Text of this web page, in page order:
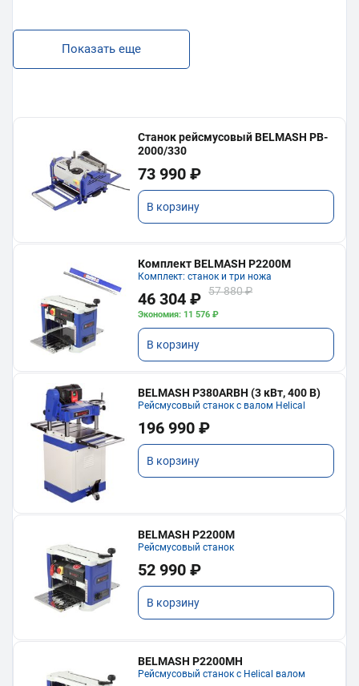
Показать еще
Станок рейсмусовый BELMASH PB-
2000/330
73 990 ₽
В корзину
Комплект BELMASH P2200M
Комплект: станок и три ножа
46 304 ₽ 57 880 ₽
Экономия: 11 576 ₽
В корзину
BELMASH P380ARBH (3 кВт, 400 В)
Рейсмусовый станок с валом Helical
196 990 ₽
В корзину
BELMASH P2200M
Рейсмусовый станок
52 990 ₽
В корзину
BELMASH P2200MH
Рейсмусовый станок с Helical валом